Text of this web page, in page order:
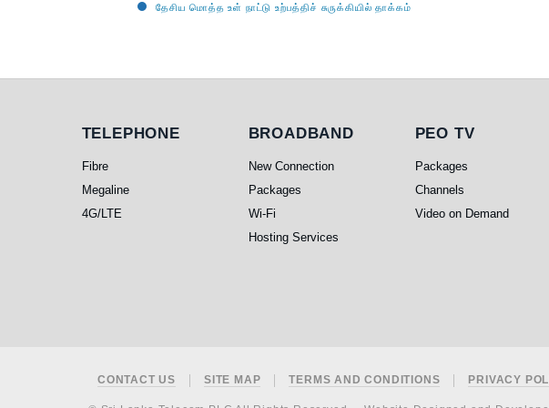
தேசிய மொத்த உள் நாட்டு உற்பத்திச் சுருக்கியில் தாக்கம்
Telephone
TELEPHONE
Fibre
Megaline
4G/LTE
Broadband
BROADBAND
New Connection
Packages
Wi-Fi
Hosting Services
PEO TV
PEO TV
Packages
Channels
Video on Demand
Footer
CONTACT US SITE MAP TERMS AND CONDITIONS PRIVACY